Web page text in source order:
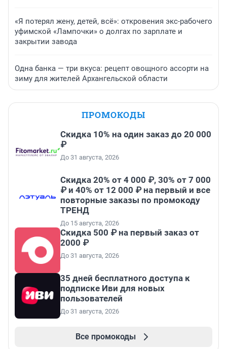
«Я потерял жену, детей, всё»: откровения экс-рабочего
уфимской «Лампочки» о долгах по зарплате и
закрытии завода
Одна банка — три вкуса: рецепт овощного ассорти на
зиму для жителей Архангельской области
ПРОМОКОДЫ
Скидка 10% на один заказ до 20 000
₽
До 31 августа, 2026
Скидка 20% от 4 000 ₽, 30% от 7 000
₽ и 40% от 12 000 ₽ на первый и все
повторные заказы по промокоду
ТРЕНД
До 15 августа, 2026
Скидка 500 ₽ на первый заказ от
2000 ₽
До 31 августа, 2026
35 дней бесплатного доступа к
подписке Иви для новых
пользователей
До 31 августа, 2026
Все промокоды